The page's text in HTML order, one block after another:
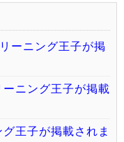
ーニング王子が掲
ニング王子が掲載
王子が掲載されま